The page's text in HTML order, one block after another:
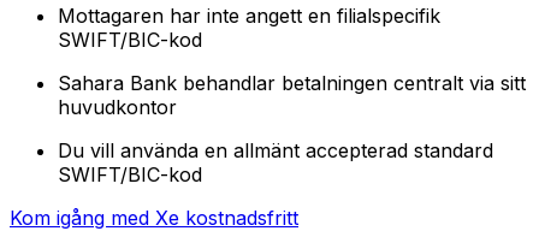
Mottagaren har inte angett en filialspecifik
SWIFT/BIC-kod
Sahara Bank behandlar betalningen centralt via sitt
huvudkontor
Du vill använda en allmänt accepterad standard
SWIFT/BIC-kod
Kom igång med Xe kostnadsfritt